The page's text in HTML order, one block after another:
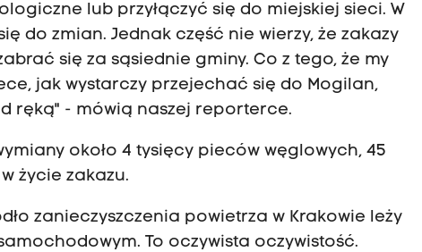
lub przyłączyć się do miejskiej sieci. W
do zmian. Jednak część nie wierzy, że zakazy
się za sąsiednie gminy. Co z tego, że my
jak wystarczy przejechać się do Mogilan,
ręką" - mówią naszej reporterce.
około 4 tysięcy pieców węglowych, 45
życie zakazu.
zanieczyszczenia powietrza w Krakowie leży
To oczywista oczywistość.